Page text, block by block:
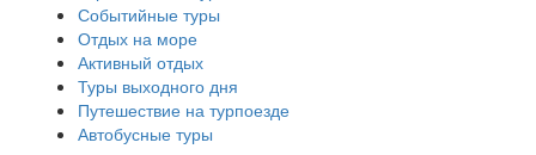
Событийные туры
Отдых на море
Активный отдых
Туры выходного дня
Путешествие на турпоезде
Автобусные туры